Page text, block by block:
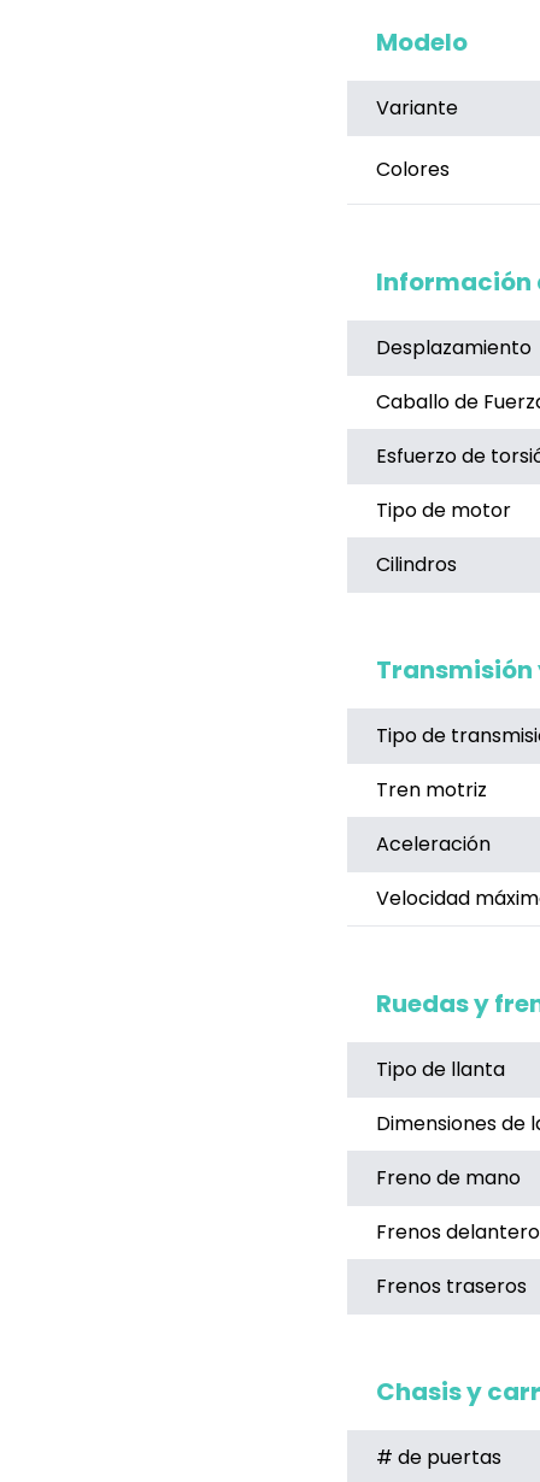
Modelo
Variante
Colores
Información
Desplazamiento
Caballo de
Esfuerzo de
Tipo de motor
Cilindros
Tipo de
Tren motriz
Aceleración
Velocidad
Ruedas y
Tipo de llanta
Dimensiones de
Freno de mano
Frenos
Frenos traseros
Chasis y
# de puertas